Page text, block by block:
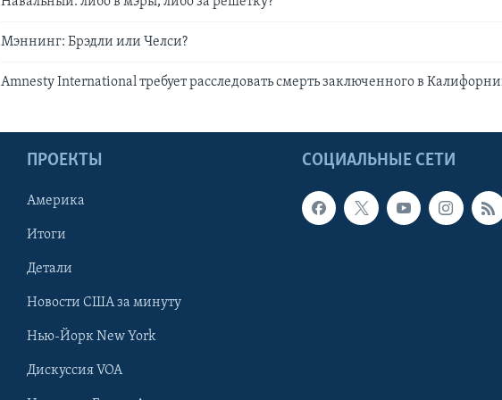
Мэннинг: Брэдли или Челси?
Amnesty International требует расследовать смерть заключенного в
СОЦИАЛЬНЫЕ СЕТИ
ПРОЕКТЫ
Америка
Итоги
Детали
Новости США за минуту
Нью-Йорк New York
Дискуссия VOA